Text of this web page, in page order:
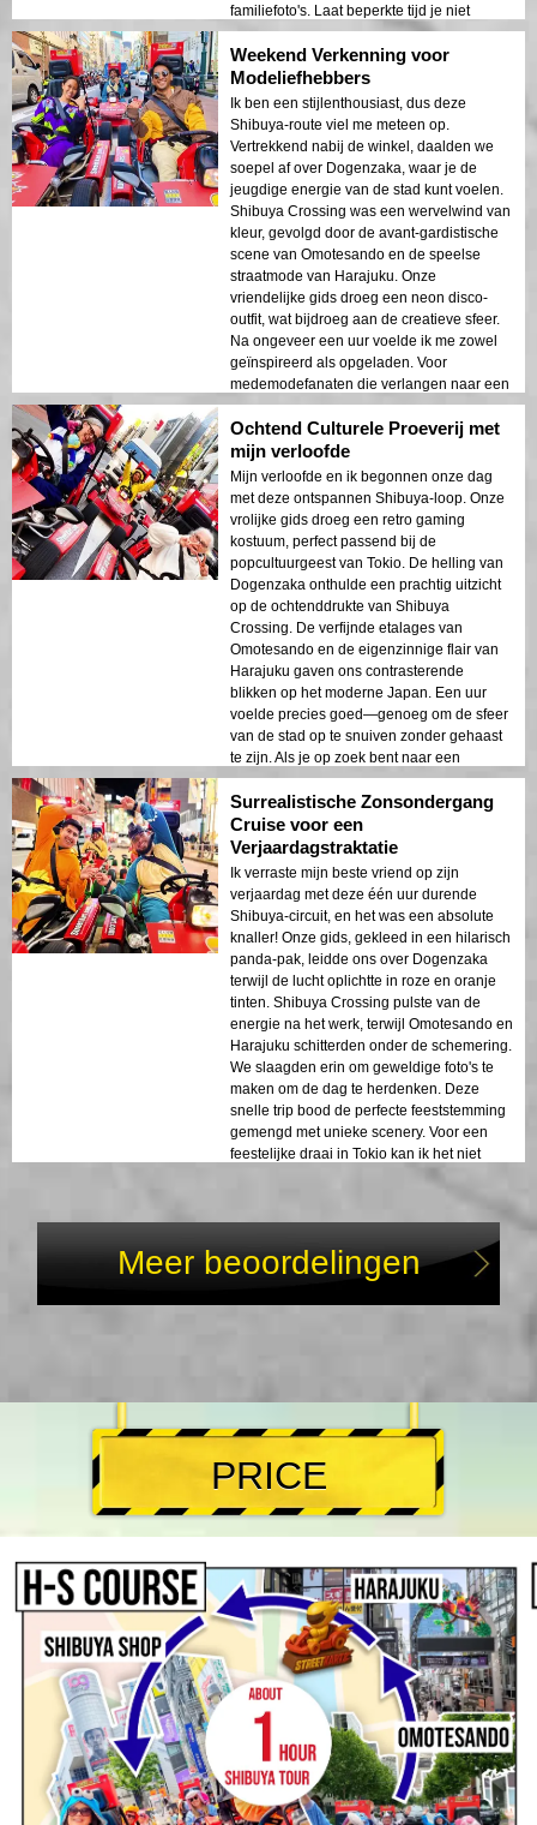
familiefoto's. Laat beperkte tijd je niet
tegenhouden om te verkennen — dit korte
avontuur vangt de moderne puls van Tokio
prachtig.
Weekend Verkenning voor
Modeliefhebbers
Ik ben een stijlenthousiast, dus deze
Shibuya-route viel me meteen op.
Vertrekkend nabij de winkel, daalden we
soepel af over Dogenzaka, waar je de
jeugdige energie van de stad kunt voelen.
Shibuya Crossing was een wervelwind van
kleur, gevolgd door de avant-gardistische
scene van Omotesando en de speelse
straatmode van Harajuku. Onze
vriendelijke gids droeg een neon disco-
outfit, wat bijdroeg aan de creatieve sfeer.
Na ongeveer een uur voelde ik me zowel
geïnspireerd als opgeladen. Voor
medemodefanaten die verlangen naar een
beknopte Tokyo-ervaring, is dit
ongeëvenaard!
Ochtend Culturele Proeverij met
mijn verloofde
Mijn verloofde en ik begonnen onze dag
met deze ontspannen Shibuya-loop. Onze
vrolijke gids droeg een retro gaming
kostuum, perfect passend bij de
popcultuurgeest van Tokio. De helling van
Dogenzaka onthulde een prachtig uitzicht
op de ochtenddrukte van Shibuya
Crossing. De verfijnde etalages van
Omotesando en de eigenzinnige flair van
Harajuku gaven ons contrasterende
blikken op het moderne Japan. Een uur
voelde precies goed—genoeg om de sfeer
van de stad op te snuiven zonder gehaast
te zijn. Als je op zoek bent naar een
gestroomlijnde maar levendige introductie
tot de trendy plekken van Tokio, stap dan
aan boord!
Surrealistische Zonsondergang
Cruise voor een
Verjaardagstraktatie
Ik verraste mijn beste vriend op zijn
verjaardag met deze één uur durende
Shibuya-circuit, en het was een absolute
knaller! Onze gids, gekleed in een hilarisch
panda-pak, leidde ons over Dogenzaka
terwijl de lucht oplichtte in roze en oranje
tinten. Shibuya Crossing pulste van de
energie na het werk, terwijl Omotesando en
Harajuku schitterden onder de schemering.
We slaagden erin om geweldige foto's te
maken om de dag te herdenken. Deze
snelle trip bood de perfecte feeststemming
gemengd met unieke scenery. Voor een
feestelijke draai in Tokio kan ik het niet
Meer beoordelingen
PRICE